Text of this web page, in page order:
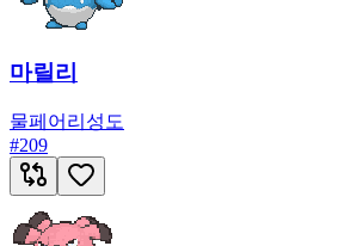
마릴리
물페어리 성도
#209